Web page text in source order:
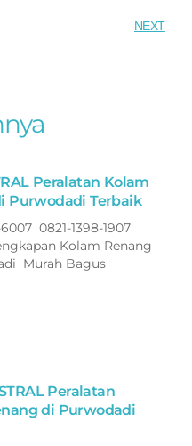
NEXT
Peralatan Kolam
Purwodadi Terbaik
0821-1398-1907
Kolam Renang
Murah Bagus
Peralatan
di Purwodadi